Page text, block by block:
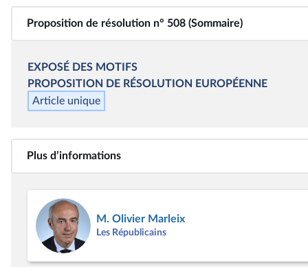
Proposition de résolution n° 508 (Sommaire)
EXPOSÉ DES MOTIFS
PROPOSITION DE RÉSOLUTION EUROPÉENNE
Article unique
Plus d’informations
M. Olivier Marleix
Les Républicains